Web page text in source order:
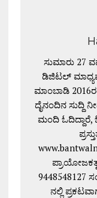
ಸುಮಾರು 27
ಡಿಜಿಟಲ್
ಮಾಂಬಾಡಿ
ದೈನಂದಿನ ಸುದ್ದಿ
ಮಂದಿ ಓದಿದ್ದಾರೆ,
9448548127
ನಲ್ಲಿ